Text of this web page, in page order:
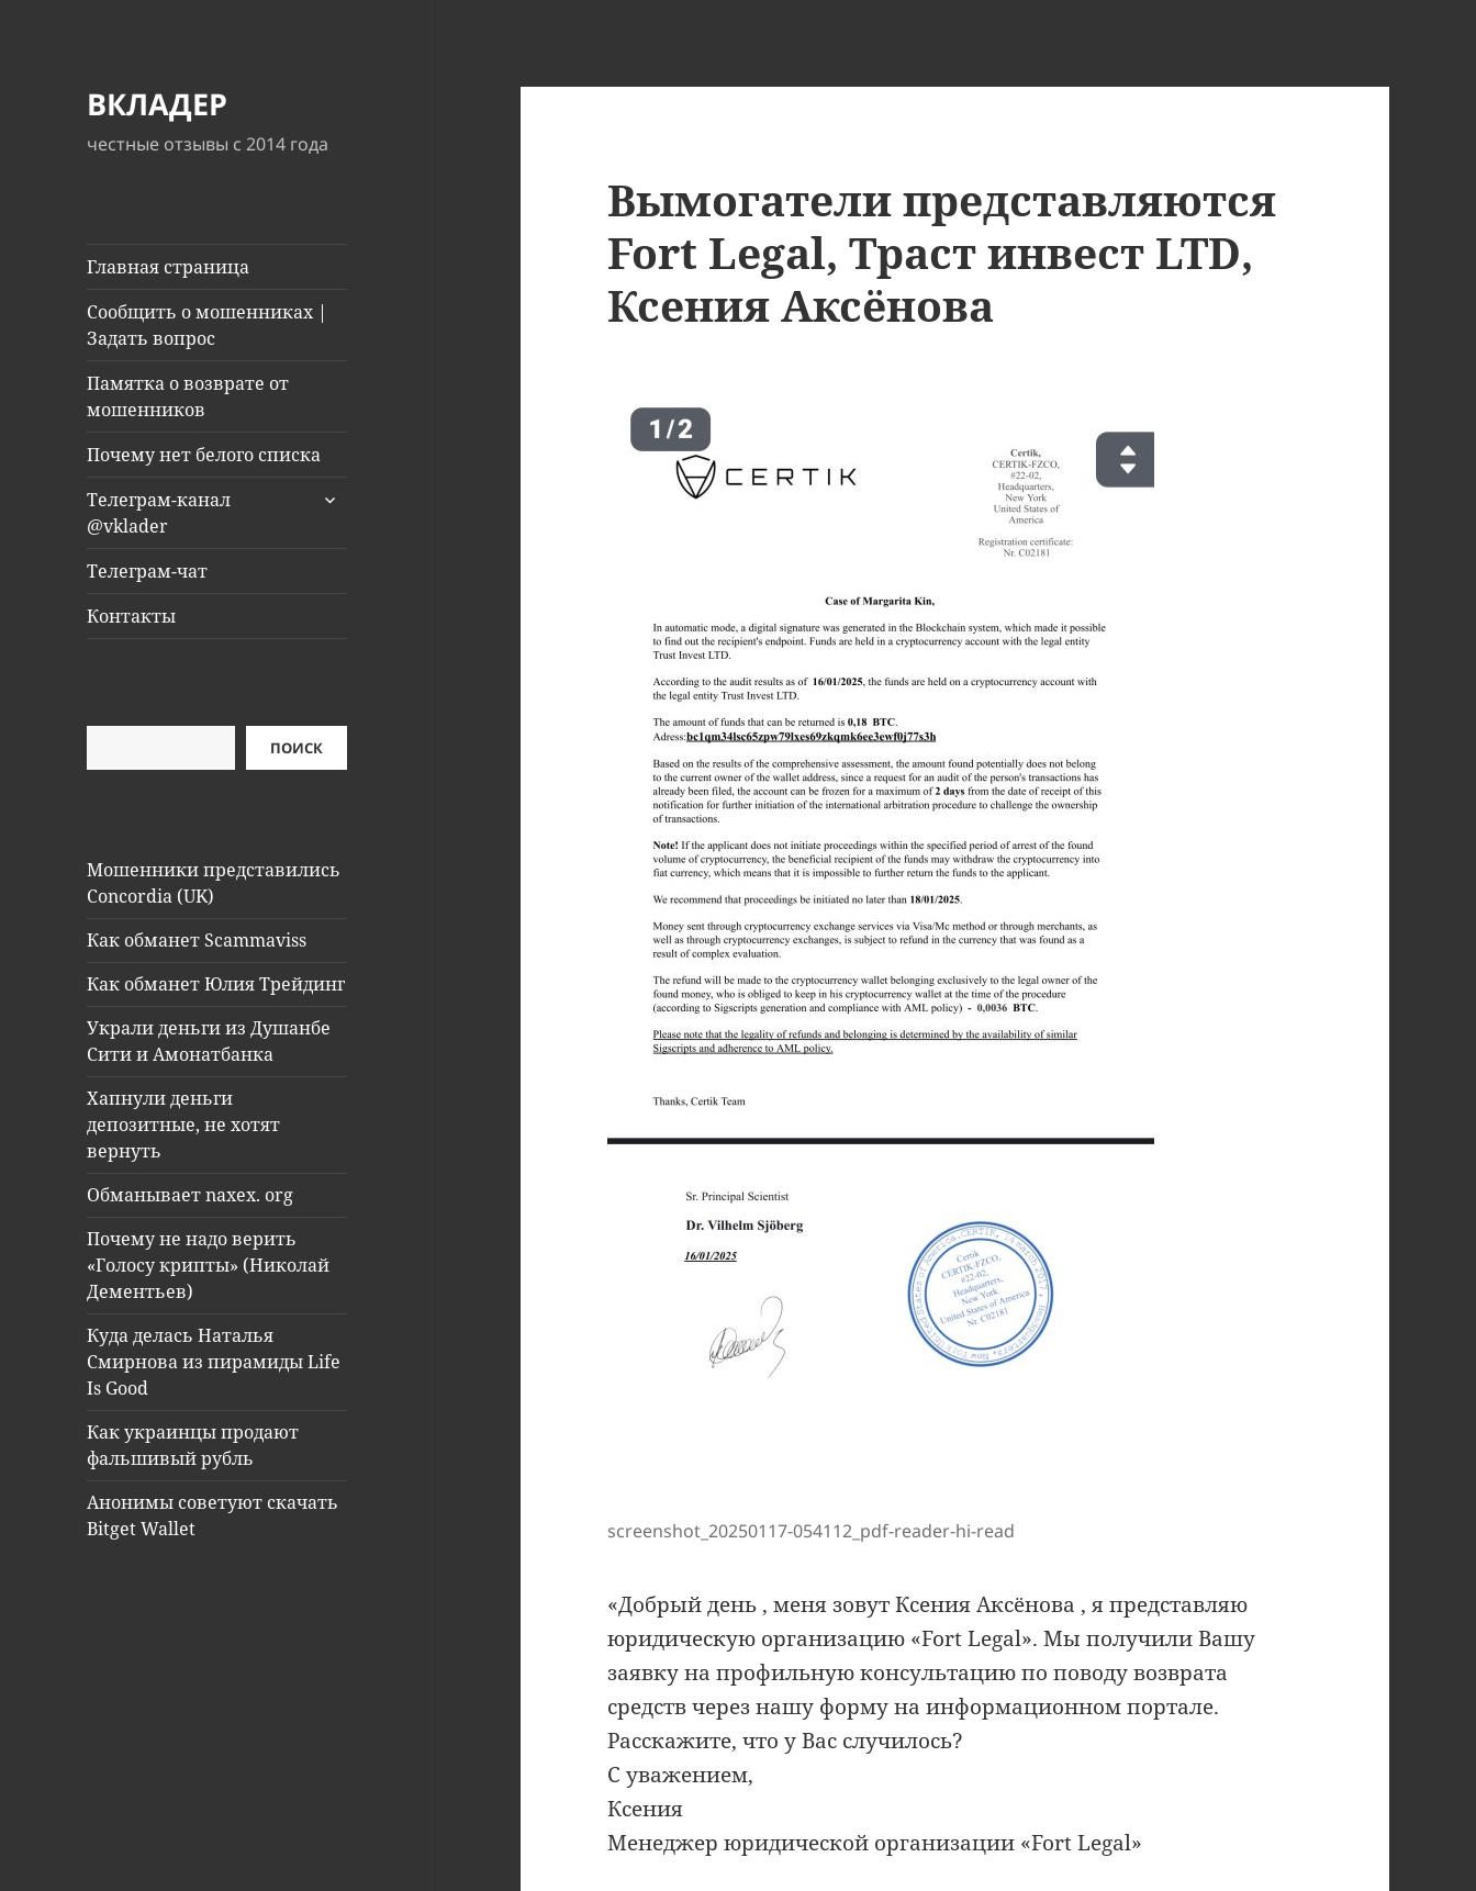
ВКЛАДЕР
честные отзывы с 2014 года
Главная страница
Сообщить о мошенниках |
Задать вопрос
Памятка о возврате от
мошенников
Почему нет белого списка
Телеграм-канал
@vklader
раскрыть
Телеграм-чат
Контакты
ПОИСК
Мошенники представились
Concordia (UK)
Как обманет Scammaviss
Как обманет Юлия Трейдинг
Украли деньги из Душанбе
Сити и Амонатбанка
Хапнули деньги
депозитные, не хотят
вернуть
Обманывает naxex. org
Почему не надо верить
«Голосу крипты» (Николай
Дементьев)
Куда делась Наталья
Смирнова из пирамиды Life
Is Good
Как украинцы продают
фальшивый рубль
Анонимы советуют скачать
Bitget Wallet
Вымогатели представляются
Fort Legal, Траст инвест LTD,
Ксения Аксёнова
screenshot_20250117-054112_pdf-reader-hi-read
«Добрый день , меня зовут Ксения Аксёнова , я представляю
юридическую организацию «Fort Legal». Мы получили Вашу
заявку на профильную консультацию по поводу возврата
средств через нашу форму на информационном портале.
Расскажите, что у Вас случилось?
C уважением,
Ксения
Менеджер юридической организации «Fort Legal»